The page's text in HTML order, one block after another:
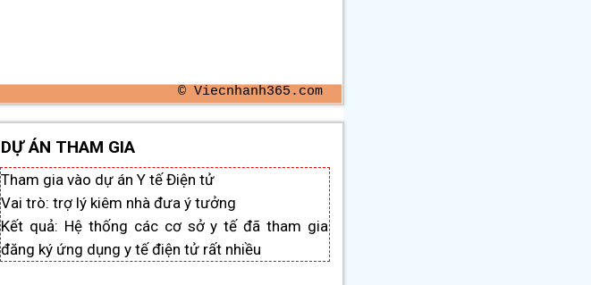
© Viecnhanh365.com
DỰ ÁN THAM GIA
Tham gia vào dự án Y tế Điện tử
Vai trò: trợ lý kiêm nhà đưa ý tưởng
Kết quả: Hệ thống các cơ sở y tế đã tham gia
đăng ký ứng dụng y tế điện tử rất nhiều